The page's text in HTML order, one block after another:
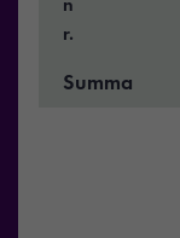
r.
Summa